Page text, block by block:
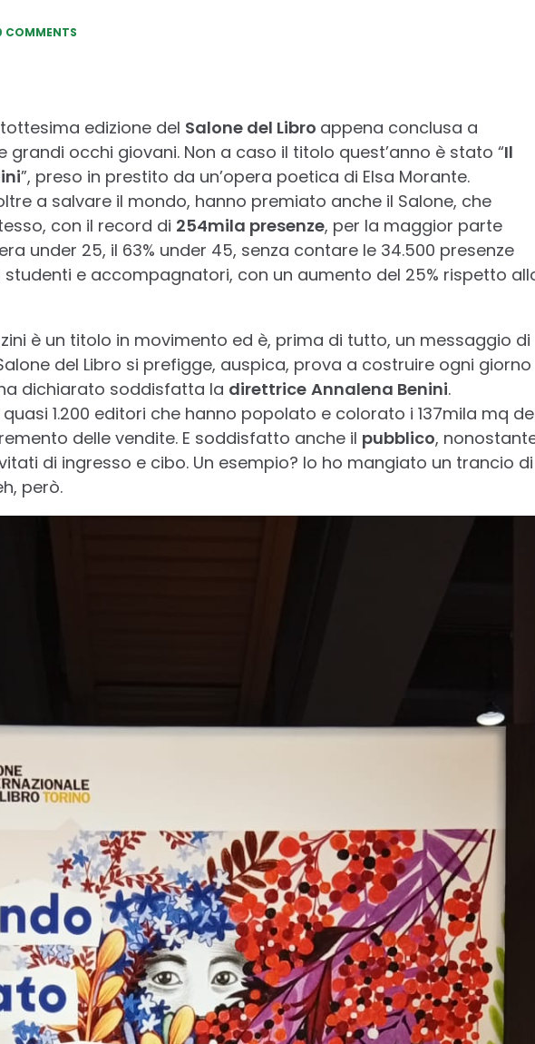
COMMENTS
edizione del Salone del Libro appena conclusa a
occhi giovani. Non a caso il titolo quest’anno è stato “Il
”, preso in prestito da un’opera poetica di Elsa Morante.
a salvare il mondo, hanno premiato anche il Salone, che
con il record di 254mila presenze, per la maggior parte
under 25, il 63% under 45, senza contare le 34.500 presenze
e accompagnatori, con un aumento del 25% rispetto
è un titolo in movimento ed è, prima di tutto, un messaggio di
del Libro si prefigge, auspica, prova a costruire ogni giorno
dichiarato soddisfatta la direttrice Annalena Benini.
1.200 editori che hanno popolato e colorato i 137mila mq
delle vendite. E soddisfatto anche il pubblico,
di ingresso e cibo. Un esempio? Io ho mangiato un trancio di
però.